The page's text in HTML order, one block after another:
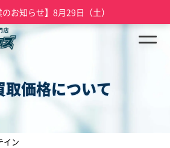
のお知らせ】8月29日（土）
価格について
イン